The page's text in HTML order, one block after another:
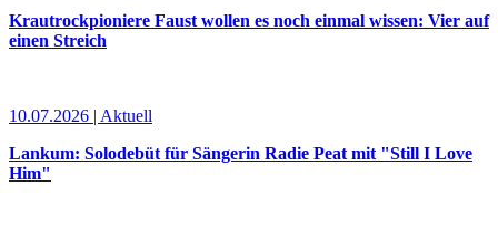
Krautrockpioniere Faust wollen es noch einmal wissen: Vier auf
einen Streich
10.07.2026 | Aktuell
Lankum: Solodebüt für Sängerin Radie Peat mit "Still I Love
Him"